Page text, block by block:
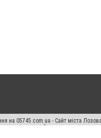
на 05745.com.ua - Сайт міста
переслідується Законом.